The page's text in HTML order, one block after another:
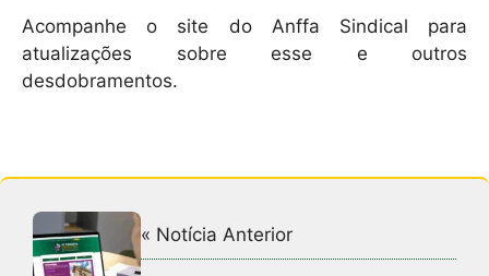
Acompanhe o site do Anffa Sindical para
atualizações sobre esse e outros
desdobramentos.
« Notícia Anterior